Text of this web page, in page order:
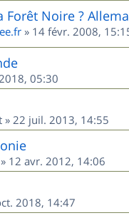
Forêt Noire ?
» 14 févr. 2008,
05:30
» 22 juil. 2013, 14:55
» 12 avr. 2012, 14:06
2018, 14:47